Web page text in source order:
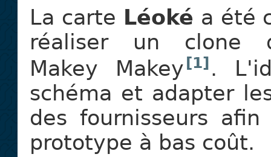
La carte Léoké a été
réaliser un clone
Makey Makey [1] .
schéma et adapter
des fournisseurs
prototype à bas coût.